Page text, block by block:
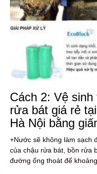
Cách 2: Vệ
rửa bát giá rẻ
Hà Nội bằng
+Nước sẽ không làm sạch
của chậu rửa bát, bồn rửa
đường ống thoát để